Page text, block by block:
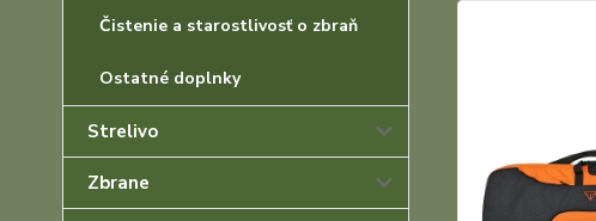
Čistenie a starostlivosť o zbraň
Ostatné doplnky
Strelivo
Zbrane